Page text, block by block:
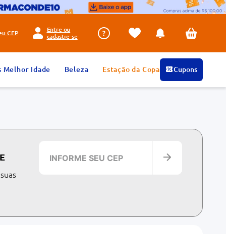
CEP
Entre ou
cadastre-se
Melhor Idade Beleza Estação da Copa Cupons